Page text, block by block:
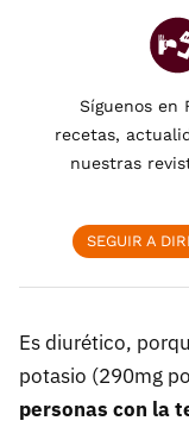
Síguenos en
recetas,
nuestras
SEGUIR A
Es diurético,
potasio (290mg
personas con la